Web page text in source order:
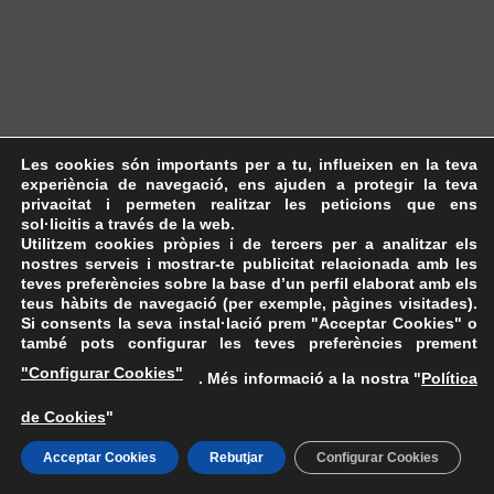
Les cookies són importants per a tu, influeixen en la teva
experiència de navegació, ens ajuden a protegir la teva
privacitat i permeten realitzar les peticions que ens
sol·licitis a través de la web.
Utilitzem cookies pròpies i de tercers per a analitzar els
nostres serveis i mostrar-te publicitat relacionada amb les
teves preferències sobre la base d’un perfil elaborat amb els
teus hàbits de navegació (per exemple, pàgines visitades).
Si consents la seva instal·lació prem "Acceptar Cookies" o
també pots configurar les teves preferències prement
"Configurar Cookies"
. Més informació a la nostra "Política
de Cookies"
Acceptar Cookies Rebutjar Configurar Cookies